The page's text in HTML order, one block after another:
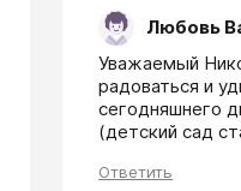
Любовь
Уважаемый
радоваться и
сегодняшнего
(детский сад
Ответить